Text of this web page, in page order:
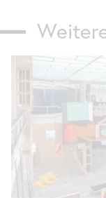
überspringen